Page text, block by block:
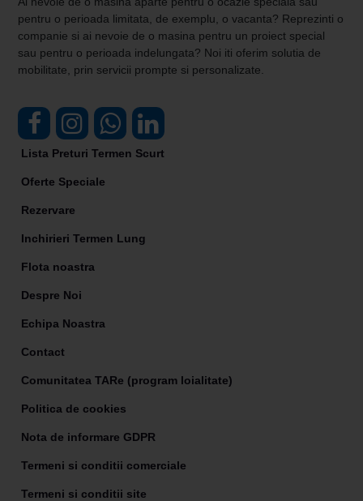
pentru o perioada limitata, de exemplu, o vacanta? Reprezinti o
companie si ai nevoie de o masina pentru un proiect special
sau pentru o perioada indelungata? Noi iti oferim solutia de
mobilitate, prin servicii prompte si personalizate.
Lista Preturi Termen Scurt
Oferte Speciale
Rezervare
Inchirieri Termen Lung
Flota noastra
Despre Noi
Echipa Noastra
Contact
Comunitatea TARe (program loialitate)
Politica de cookies
Nota de informare GDPR
Termeni si conditii comerciale
Termeni si conditii site